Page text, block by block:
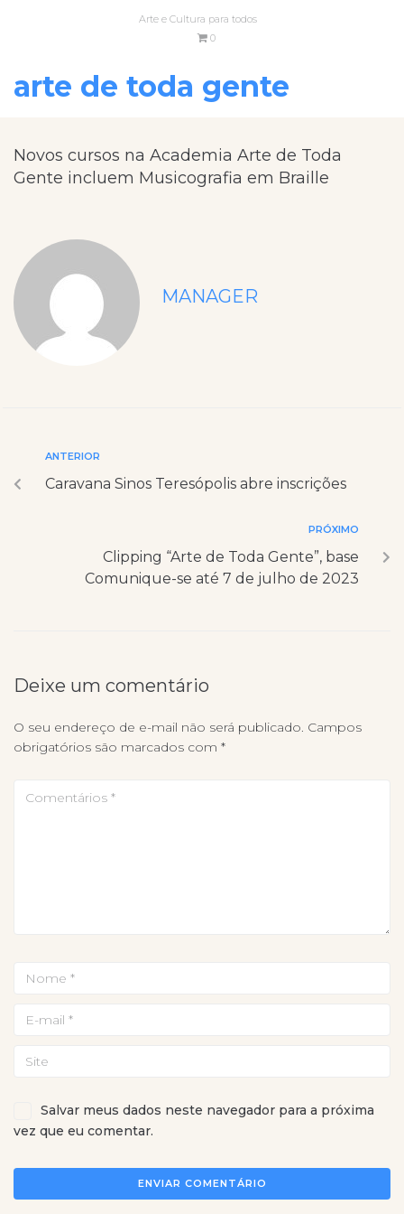
Arte e Cultura para todos
0
arte de toda gente
Novos cursos na Academia Arte de Toda
Gente incluem Musicografia em Braille
MANAGER
ANTERIOR
Caravana Sinos Teresópolis abre inscrições
PRÓXIMO
Clipping “Arte de Toda Gente”, base
Comunique-se até 7 de julho de 2023
Deixe um comentário
O seu endereço de e-mail não será publicado. Campos
obrigatórios são marcados com *
Salvar meus dados neste navegador para a próxima
vez que eu comentar.